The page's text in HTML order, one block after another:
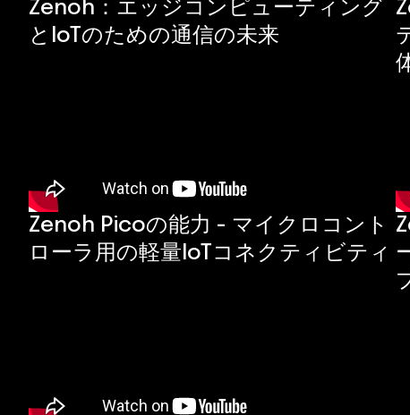
Zenoh：エッジコンピューティング
とIoTのための通信の未来
Zenoh Picoの能力 - マイクロコント
ローラ用の軽量IoTコネクティビティ